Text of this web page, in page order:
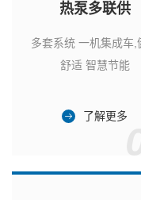
热泵多联供
多套系统 一机集成车,健康
舒适 智慧节能
了解更多